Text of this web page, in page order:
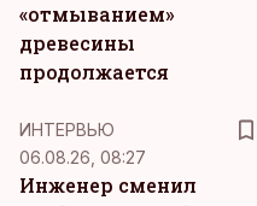
«отмыванием»
древесины
продолжается
ИНТЕРВЬЮ
06.08.26, 08:27
Инженер сменил